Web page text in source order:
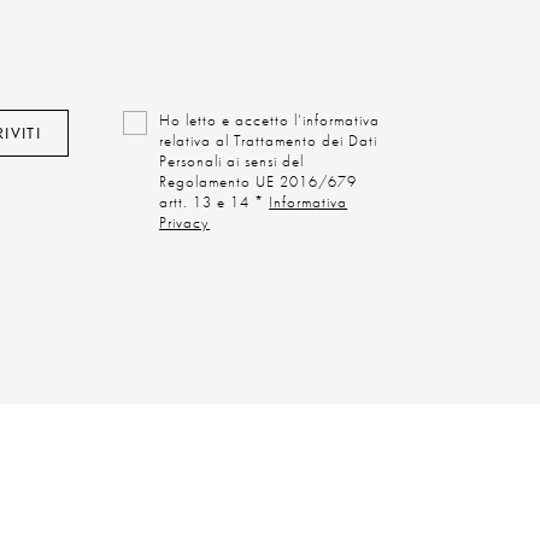
Ho letto e accetto l’informativa
relativa al Trattamento dei Dati
Personali ai sensi del
Regolamento UE 2016/679
artt. 13 e 14 * Informativa
Privacy